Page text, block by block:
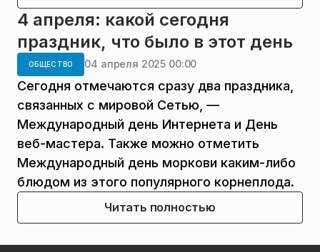
4 апреля: какой сегодня
праздник, что было в этот день
ОБЩЕСТВО 04 апреля 2025 00:00
Сегодня отмечаются сразу два праздника,
связанных с мировой Сетью, —
Международный день Интернета и День
веб-мастера. Также можно отметить
Международный день моркови каким-либо
блюдом из этого популярного корнеплода.
Читать полностью